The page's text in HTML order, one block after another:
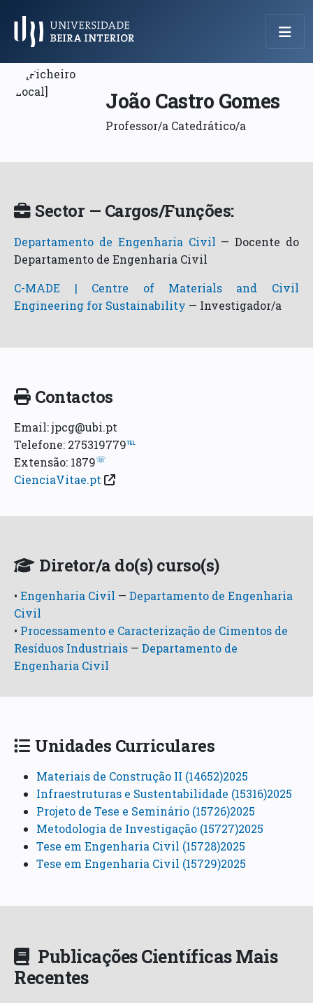
Menu Principal
João Castro Gomes
Professor/a Catedrático/a
Sector — Cargos/Funções:
Departamento de Engenharia Civil — Docente do
Departamento de Engenharia Civil
C-MADE | Centre of Materials and Civil
Engineering for Sustainability — Investigador/a
Contactos
Email: jpcg@ubi.pt
Telefone: 275319779℡
Extensão: 1879☏
CienciaVitae.pt
Diretor/a do(s) curso(s)
•Engenharia Civil —Departamento de Engenharia
Civil
• Processamento e Caracterização de Cimentos de
Resíduos Industriais —Departamento de
Engenharia Civil
Unidades Curriculares
Materiais de Construção II (14652)2025
Infraestruturas e Sustentabilidade (15316)2025
Projeto de Tese e Seminário (15726)2025
Metodologia de Investigação (15727)2025
Tese em Engenharia Civil (15728)2025
Tese em Engenharia Civil (15729)2025
Publicações Científicas Mais
Recentes